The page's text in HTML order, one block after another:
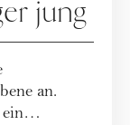
jung
an.